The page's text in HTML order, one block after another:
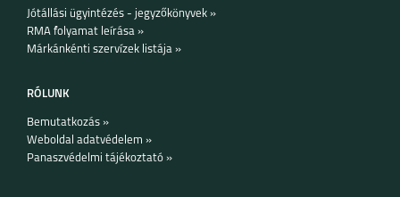
Jótállási ügyintézés - jegyzőkönyvek »
RMA folyamat leírása »
Márkánkénti szervízek listája »
RÓLUNK
Bemutatkozás »
Weboldal adatvédelem »
Panaszvédelmi tájékoztató »